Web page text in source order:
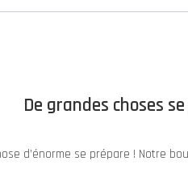
De grandes choses
d’énorme se prépare ! Notre